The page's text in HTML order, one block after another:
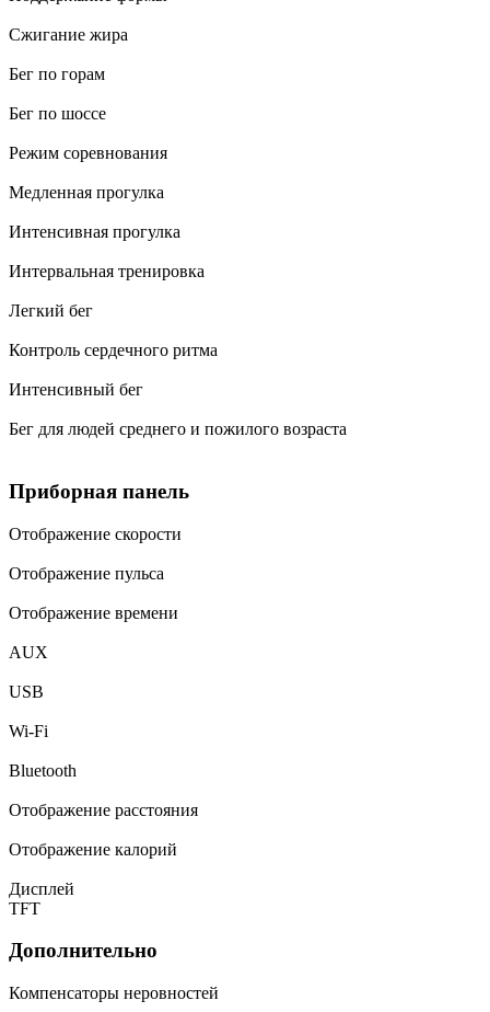
Сжигание жира
Бег по горам
Бег по шоссе
Режим соревнования
Медленная прогулка
Интенсивная прогулка
Интервальная тренировка
Легкий бег
Контроль сердечного ритма
Интенсивный бег
Бег для людей среднего и пожилого возраста
Приборная панель
Отображение скорости
Отображение пульса
Отображение времени
AUX
USB
Wi-Fi
Bluetooth
Отображение расстояния
Отображение калорий
Дисплей
TFT
Дополнительно
Компенсаторы неровностей